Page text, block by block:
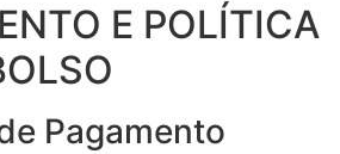
E POLÍTICA
Pagamento